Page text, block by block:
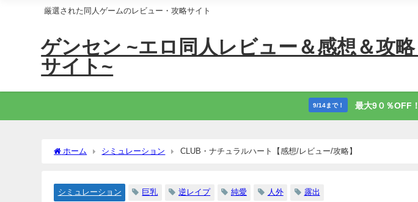
厳選された同人ゲームのレビュー・攻略サイト
ゲンセン ~エロ同人レビュー＆感想＆攻
サイト~
9/14まで！ 最大9０％OFF
ホーム シミュレーション CLUB・ナチュラルハート【感想/レビュー/攻略】
シミュレーション 巨乳 逆レイプ 純愛 人外 露出